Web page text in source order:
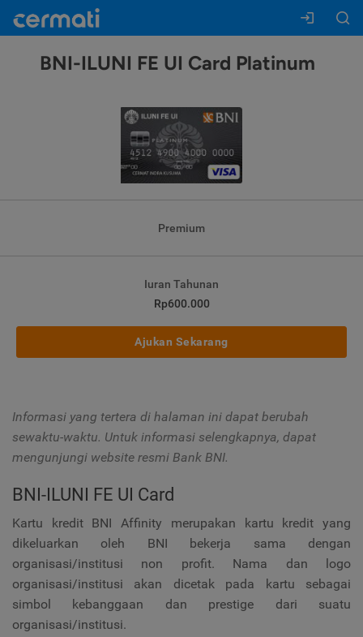
BNI-ILUNI FE UI Card Platinum
Premium
Iuran Tahunan
Rp600.000
Ajukan Sekarang
Informasi yang tertera di halaman ini dapat berubah
sewaktu-waktu. Untuk informasi selengkapnya, dapat
mengunjungi website resmi Bank BNI.
BNI-ILUNI FE UI Card
Kartu kredit BNI Affinity merupakan kartu kredit yang
dikeluarkan oleh BNI bekerja sama dengan
organisasi/institusi non profit. Nama dan logo
organisasi/institusi akan dicetak pada kartu sebagai
simbol kebanggaan dan prestige dari suatu
organisasi/institusi.